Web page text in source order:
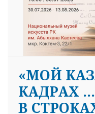
«МОЙ
КАДРАХ
В